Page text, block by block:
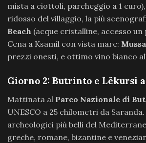
mista a ciottoli, parcheggio a 1 euro),
ridosso del villaggio, la più
Beach (acque cristalline, accesso un
Cena a Ksamil con vista mare:
prezzi onesti, e ottimo vino bianco
Giorno 2: Butrinto e Lëkursi
Mattinata al Parco Nazionale di
UNESCO a 25 chilometri da
archeologici più belli del
greche, romane, bizantine e